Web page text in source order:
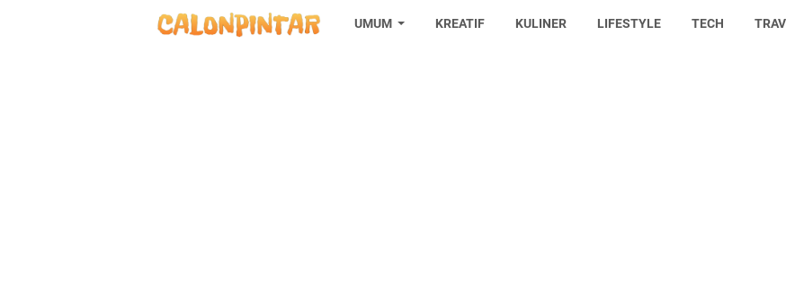
UMUM KREATIF KULINER LIFESTYLE TECH